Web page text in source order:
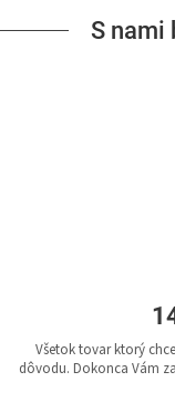
S nami
Všetok tovar ktorý
dôvodu. Dokonca Vám